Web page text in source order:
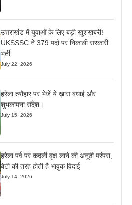
उत्तराखंड में युवाओं के लिए बड़ी खुशखबरी!
UKSSSC ने 379 पदों पर निकाली सरकारी
भर्ती
July 22, 2026
हरेला त्यौहार पर भेजें ये ख़ास बधाई और
शुभकामना संदेश।
July 15, 2026
हरेला पर्व पर कदली वृक्ष लाने की अनूठी परंपरा,
बेटी की तरह होती है भावुक विदाई
July 14, 2026